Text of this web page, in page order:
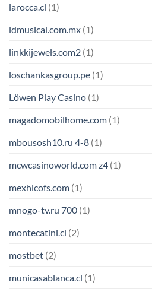
larocca.cl (1)
ldmusical.com.mx (1)
linkkijewels.com2 (1)
loschankasgroup.pe (1)
Löwen Play Casino (1)
magadomobilhome.com (1)
mbousosh10.ru 4-8 (1)
mcwcasinoworld.com z4 (1)
mexhicofs.com (1)
mnogo-tv.ru 700 (1)
montecatini.cl (2)
mostbet (2)
municasablanca.cl (1)